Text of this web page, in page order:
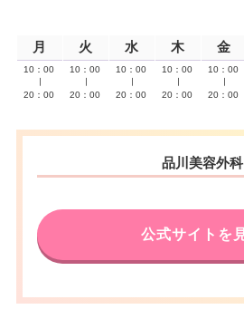
月 火 水 木 金
10：00
20：00
10：00
20：00
10：00
20：00
10：00
20：00
10：00
20：00
品川美容外科
公式サイトを